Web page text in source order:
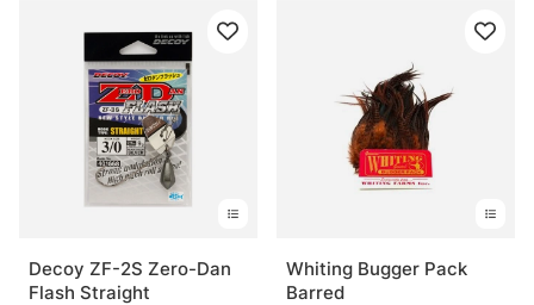
Decoy ZF-2S Zero-Dan
Flash Straight
Whiting Bugger Pack
Barred